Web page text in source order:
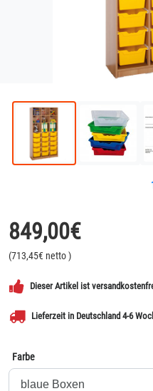
849,00€
(713,45€ netto)
Dieser Artikel ist
Lieferzeit in Deutschland 4-6
Farbe